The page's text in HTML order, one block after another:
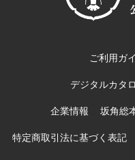
ご利用ガ
デジタルカタ
企業情報 坂角総
特定商取引法に基づく表記